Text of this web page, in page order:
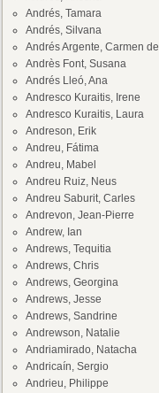
Andrés, Tamara
Andrés, Silvana
Andrés Argente, Carmen de
Andrès Font, Susana
Andrés Lleó, Ana
Andresco Kuraitis, Irene
Andresco Kuraitis, Laura
Andreson, Erik
Andreu, Fátima
Andreu, Mabel
Andreu Ruiz, Neus
Andreu Saburit, Carles
Andrevon, Jean-Pierre
Andrew, Ian
Andrews, Tequitia
Andrews, Chris
Andrews, Georgina
Andrews, Jesse
Andrews, Sandrine
Andrewson, Natalie
Andriamirado, Natacha
Andricaín, Sergio
Andrieu, Philippe